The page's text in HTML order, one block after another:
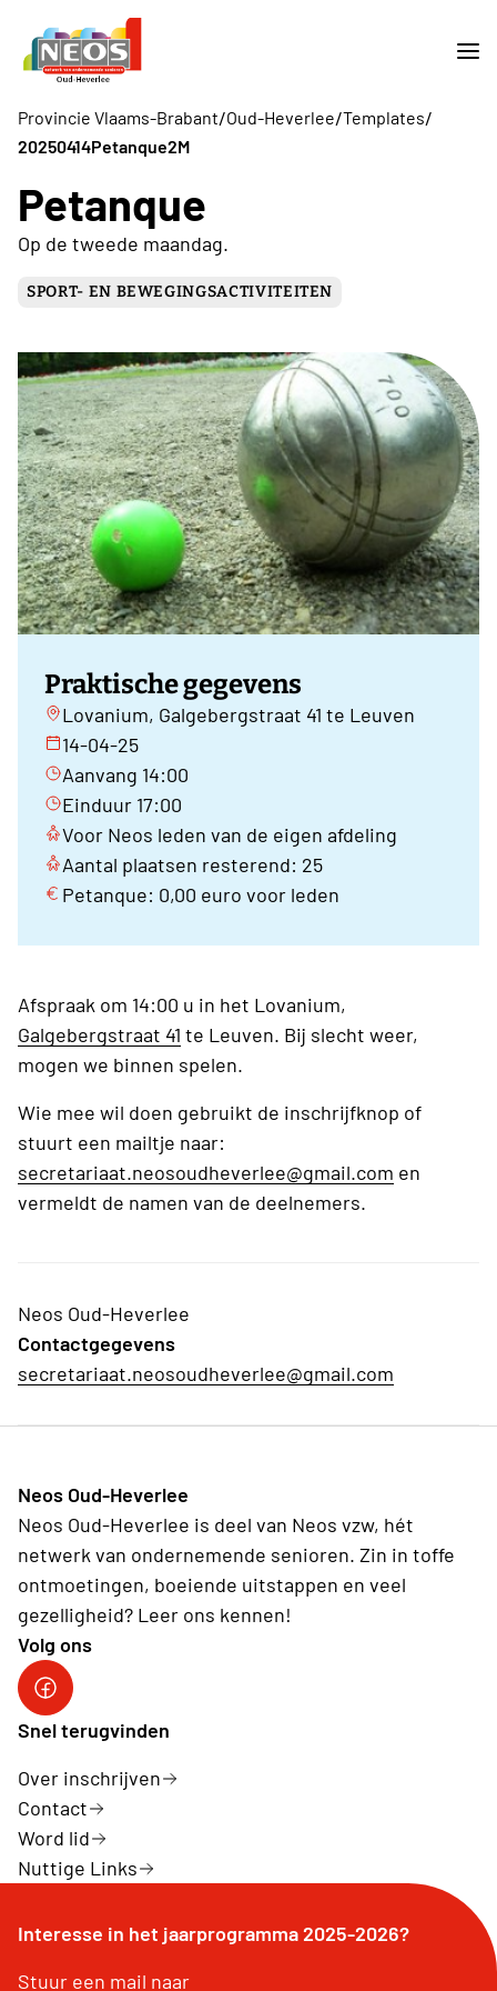
Provincie Vlaams-Brabant/Oud-Heverlee/Templates/
20250414Petanque2M
Petanque
Op de tweede maandag.
SPORT- EN BEWEGINGSACTIVITEITEN
Praktische gegevens
Lovanium, Galgebergstraat 41 te Leuven
14-04-25
Aanvang 14:00
Einduur 17:00
Voor Neos leden van de eigen afdeling
Aantal plaatsen resterend: 25
Petanque: 0,00 euro voor leden
Afspraak om 14:00 u in het Lovanium,
Galgebergstraat 41 te Leuven. Bij slecht weer,
mogen we binnen spelen.
Wie mee wil doen gebruikt de inschrijfknop of
stuurt een mailtje naar:
secretariaat.neosoudheverlee@gmail.com en
vermeldt de namen van de deelnemers.
Neos Oud-Heverlee
Contactgegevens
secretariaat.neosoudheverlee@gmail.com
Neos Oud-Heverlee
Neos Oud-Heverlee is deel van Neos vzw, hét
netwerk van ondernemende senioren. Zin in toffe
ontmoetingen, boeiende uitstappen en veel
gezelligheid? Leer ons kennen!
Volg ons
Facebook
Snel terugvinden
Over inschrijven
Contact
Word lid
Nuttige Links
Interesse in het jaarprogramma 2025-2026?
Stuur een mail naar